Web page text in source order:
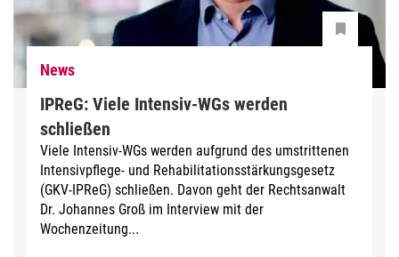
News
IPReG: Viele Intensiv-WGs werden
schließen
Viele Intensiv-WGs werden aufgrund des umstrittenen
Intensivpflege- und Rehabilitationsstärkungsgesetz
(GKV-IPReG) schließen. Davon geht der Rechtsanwalt
Dr. Johannes Groß im Interview mit der
Wochenzeitung...